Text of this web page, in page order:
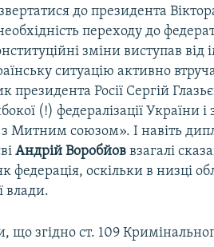
до президента
переходу до
зміни виступав від
ситуацію активно
Росії Сергій
(!) федералізації України
з Митним союзом». І навіть
Андрій Воробйов взагалі
оскільки в низці
влади.
що згідно ст. 109